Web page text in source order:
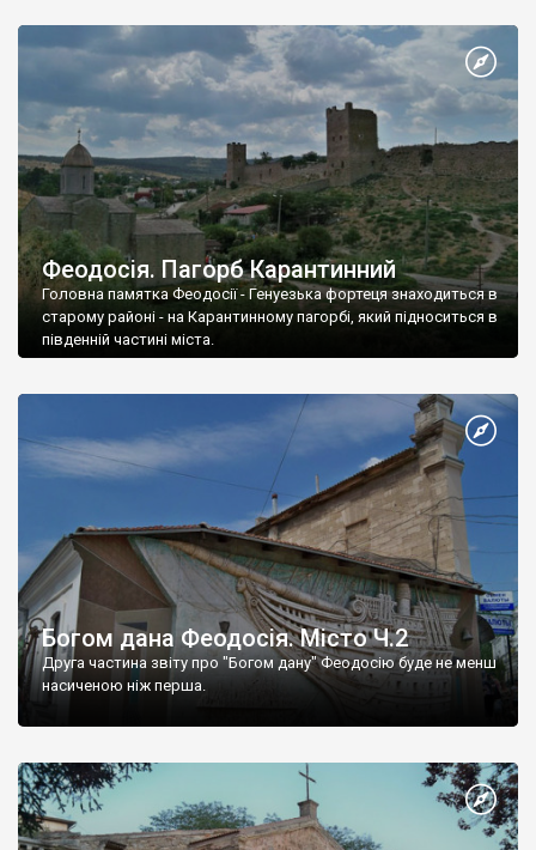
Феодосія. Пагорб Карантинний
Головна памятка Феодосії - Генуезька фортеця знаходиться в
старому районі - на Карантинному пагорбі, який підноситься в
південній частині міста.
Богом дана Феодосія. Місто Ч.2
Друга частина звіту про "Богом дану" Феодосію буде не менш
насиченою ніж перша.